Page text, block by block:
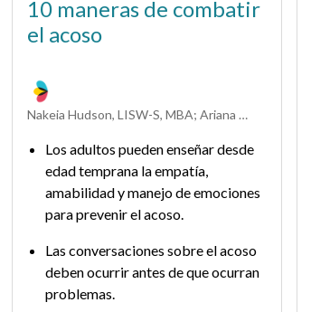
10 maneras de combatir
el acoso
Nakeia Hudson, LISW-S, MBA; Ariana Hoet, PhD
Los adultos pueden enseñar desde
edad temprana la empatía,
amabilidad y manejo de emociones
para prevenir el acoso.
Las conversaciones sobre el acoso
deben ocurrir antes de que ocurran
problemas.